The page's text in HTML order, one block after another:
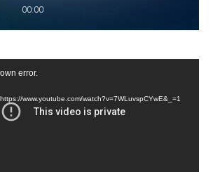
error.
www.youtube.com/watch?v=7WLuvspCYwE&_=1